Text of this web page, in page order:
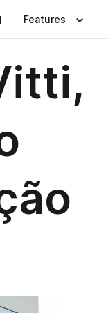
Features